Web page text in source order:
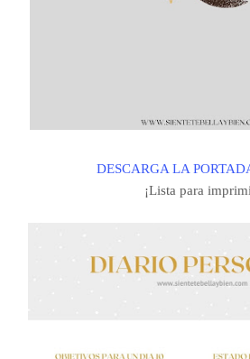
DESCARGA LA
¡Lista para